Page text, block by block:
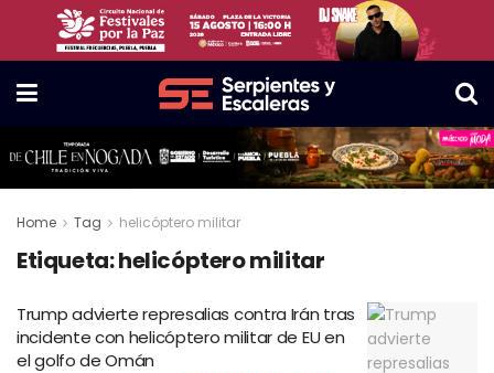
Home Tag helicóptero militar
Etiqueta:helicóptero militar
Trump advierte represalias contra Irán tras
incidente con helicóptero militar de EU en
el golfo de Omán